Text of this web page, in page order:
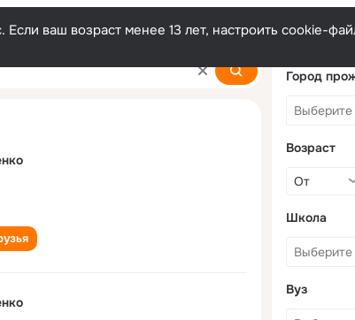
ваш возраст менее 13 лет, настроить cookie-
Город
Возраст
Школа
Вуз